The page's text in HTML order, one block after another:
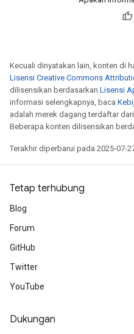
Kecuali dinyatakan lain, konten di
Lisensi Creative Commons
dilisensikan berdasarkan Lisensi
informasi selengkapnya, baca
adalah merek dagang terdaftar
Beberapa konten dilisensikan
Terakhir diperbarui pada 2025-07-
Tetap terhubung
Blog
Forum
GitHub
Twitter
YouTube
Dukungan